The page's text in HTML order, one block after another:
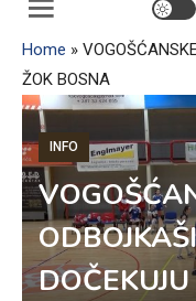
Home »
ŽOK BOSNA
INFO